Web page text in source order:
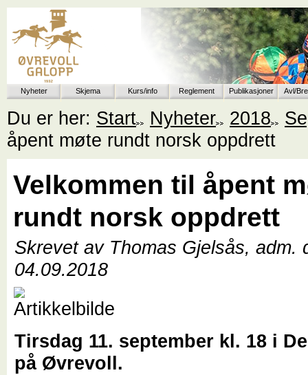
Nyheter Skjema Kurs/info Reglement Publikasjoner Avl/
Du er her: Start Nyheter 2018
åpent møte rundt norsk oppdrett
Velkommen til åpent
rundt norsk oppdrett
Skrevet av Thomas Gjelsås, adm.
04.09.2018
Tirsdag 11. september kl. 18 i
på Øvrevoll.